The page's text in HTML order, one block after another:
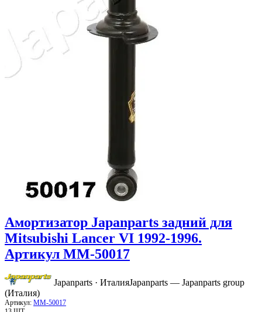
Амортизатор Japanparts задний для
Mitsubishi Lancer VI 1992-1996.
Артикул MM-50017
Japanparts · ИталияJapanparts — Japanparts group
(Италия)
Артикул: MM-50017